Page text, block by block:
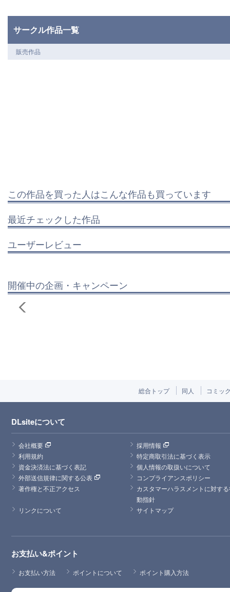
サークル作品一覧
販売作品
この作品を買った人はこんな作品も買っています
最近チェックした作品
ユーザーレビュー
開催中の企画・キャンペーン
総合トップ 同人 コミッ
DLsiteについて
会社概要
採用情報
利用規約
特定商取引法に基づく表示
資金決済法に基づく表記
個人情報の取扱いについて
外部送信規律に関する公表
コンプライアンスポリシー
著作権と不正アクセス
カスタマーハラスメントに対す
動指針
リンクについて
サイトマップ
お支払い&ポイント
お支払い方法 ポイントについて ポイント購入方法